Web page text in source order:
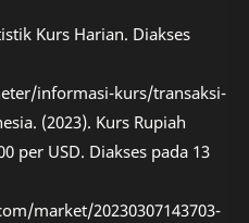
Kurs Harian. Diakses
informasi-kurs/transaksi-
(2023). Kurs Rupiah
per USD. Diakses pada 13
market/20230307143703-